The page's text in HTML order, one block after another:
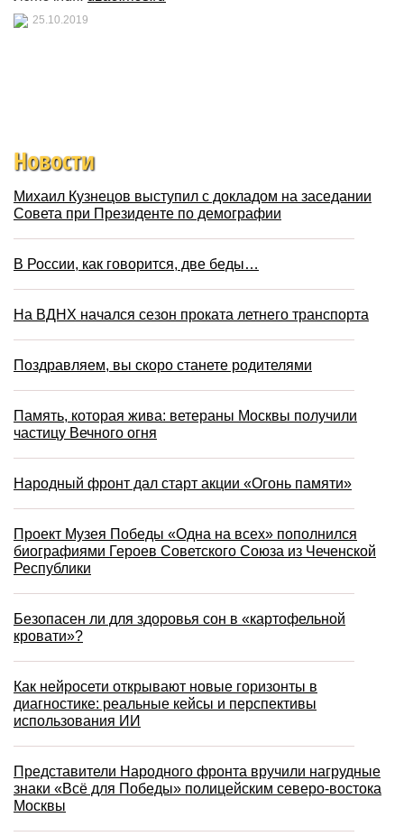
25.10.2019
Новости
Михаил Кузнецов выступил с докладом на заседании
Совета при Президенте по демографии
В России, как говорится, две беды…
На ВДНХ начался сезон проката летнего транспорта
Поздравляем, вы скоро станете родителями
Память, которая жива: ветераны Москвы получили
частицу Вечного огня
Народный фронт дал старт акции «Огонь памяти»
Проект Музея Победы «Одна на всех» пополнился
биографиями Героев Советского Союза из Чеченской
Республики
Безопасен ли для здоровья сон в «картофельной
кровати»?
Как нейросети открывают новые горизонты в
диагностике: реальные кейсы и перспективы
использования ИИ
Представители Народного фронта вручили нагрудные
знаки «Всё для Победы» полицейским северо-востока
Москвы